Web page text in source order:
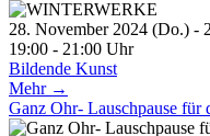
28. November 2024 (Do.) -
19:00 - 21:00 Uhr
Bildende Kunst
Mehr →
Ganz Ohr- Lauschpause für